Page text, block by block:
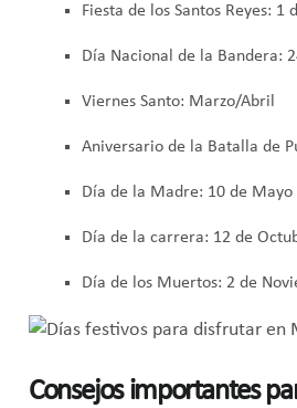
Fiesta de los Santos Reyes: 1
Día Nacional de la Bandera:
Viernes Santo: Marzo/Abril
Aniversario de la Batalla de
Día de la Madre: 10 de Mayo
Día de la carrera: 12 de
Día de los Muertos: 2 de
Consejos importantes